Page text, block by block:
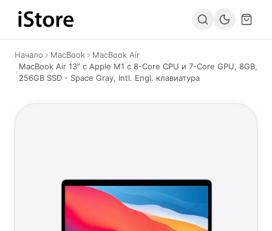
Към съдържанието
Начало MacBook
MacBook Air
MacBook Air 13" с Apple M1 с 8-Core CPU и 7-Core GPU, 8GB,
256GB SSD - Space Gray, Intl. Engl. клавиатура